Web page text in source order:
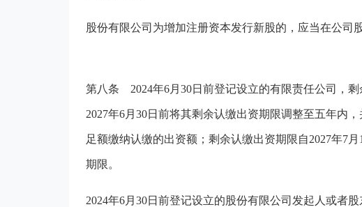
股份有限公司为增加注册资本发行新股的，应当在公司
第八条 2024年6月30日前登记设立的有限责任公司，
2027年6月30日前将其剩余认缴出资期限调整至五年内
足额缴纳认缴的出资额；剩余认缴出资期限自2027年7
期限。
2024年6月30日前登记设立的股份有限公司发起人或者